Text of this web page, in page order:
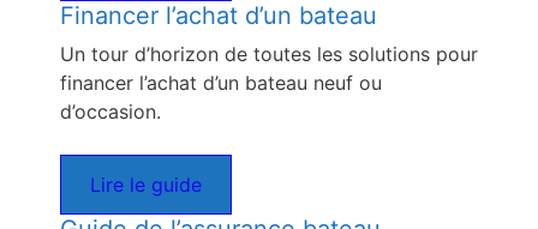
Financer l’achat d’un bateau
Un tour d’horizon de toutes les solutions pour
financer l’achat d’un bateau neuf ou
d’occasion.
Lire le guide